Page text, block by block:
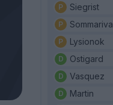
Siegrist
Sommariva
Lysionok
Ostigard
Vasquez
Martin